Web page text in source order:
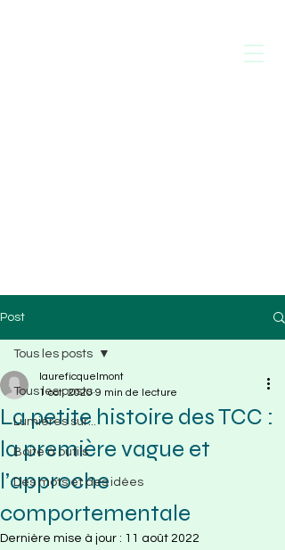
Post
Tous les posts
Lumières sur...
Boite à outils
Des mots et des idées
Tous les posts
La petite histoire des TCC :
la première vague et
l’approche
comportementale
laureficquelmont
1 oct. 2020 9 min de lecture
Dernière mise à jour : 11 août 2022